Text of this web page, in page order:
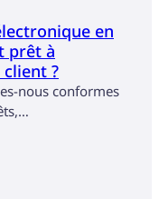
en
prêt à
?
nous conformes